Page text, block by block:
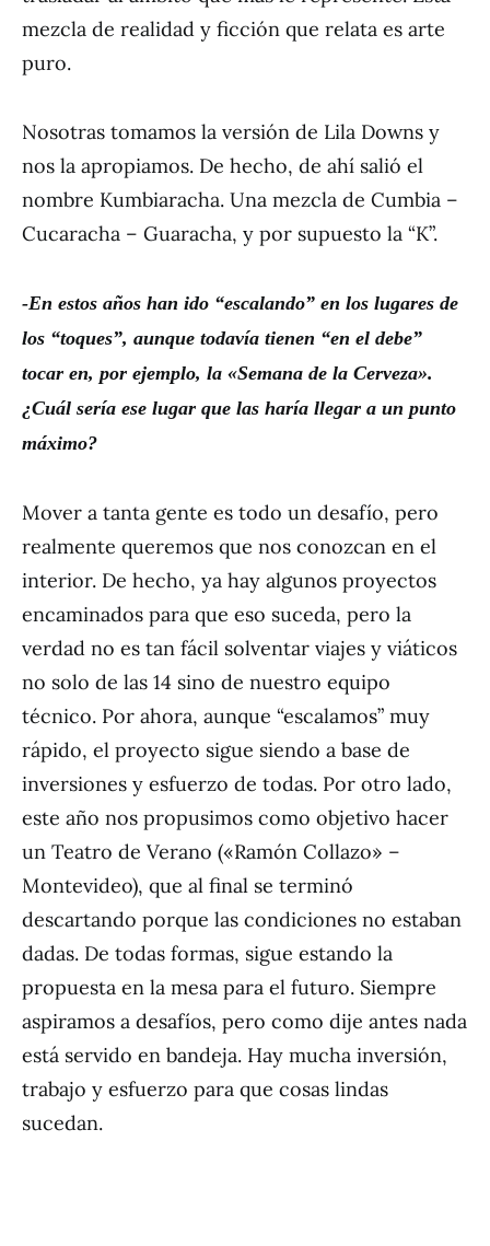
mezcla de realidad y ficción que relata es arte
puro.
Nosotras tomamos la versión de Lila Downs y
nos la apropiamos. De hecho, de ahí salió el
nombre Kumbiaracha. Una mezcla de Cumbia –
Cucaracha – Guaracha, y por supuesto la “K”.
-En estos años han ido “escalando” en los lugares de
los “toques”, aunque todavía tienen “en el debe”
tocar en, por ejemplo, la «Semana de la Cerveza».
¿Cuál sería ese lugar que las haría llegar a un punto
máximo?
Mover a tanta gente es todo un desafío, pero
realmente queremos que nos conozcan en el
interior. De hecho, ya hay algunos proyectos
encaminados para que eso suceda, pero la
verdad no es tan fácil solventar viajes y viáticos
no solo de las 14 sino de nuestro equipo
técnico. Por ahora, aunque “escalamos” muy
rápido, el proyecto sigue siendo a base de
inversiones y esfuerzo de todas. Por otro lado,
este año nos propusimos como objetivo hacer
un Teatro de Verano («Ramón Collazo» –
Montevideo), que al final se terminó
descartando porque las condiciones no estaban
dadas. De todas formas, sigue estando la
propuesta en la mesa para el futuro. Siempre
aspiramos a desafíos, pero como dije antes nada
está servido en bandeja. Hay mucha inversión,
trabajo y esfuerzo para que cosas lindas
sucedan.